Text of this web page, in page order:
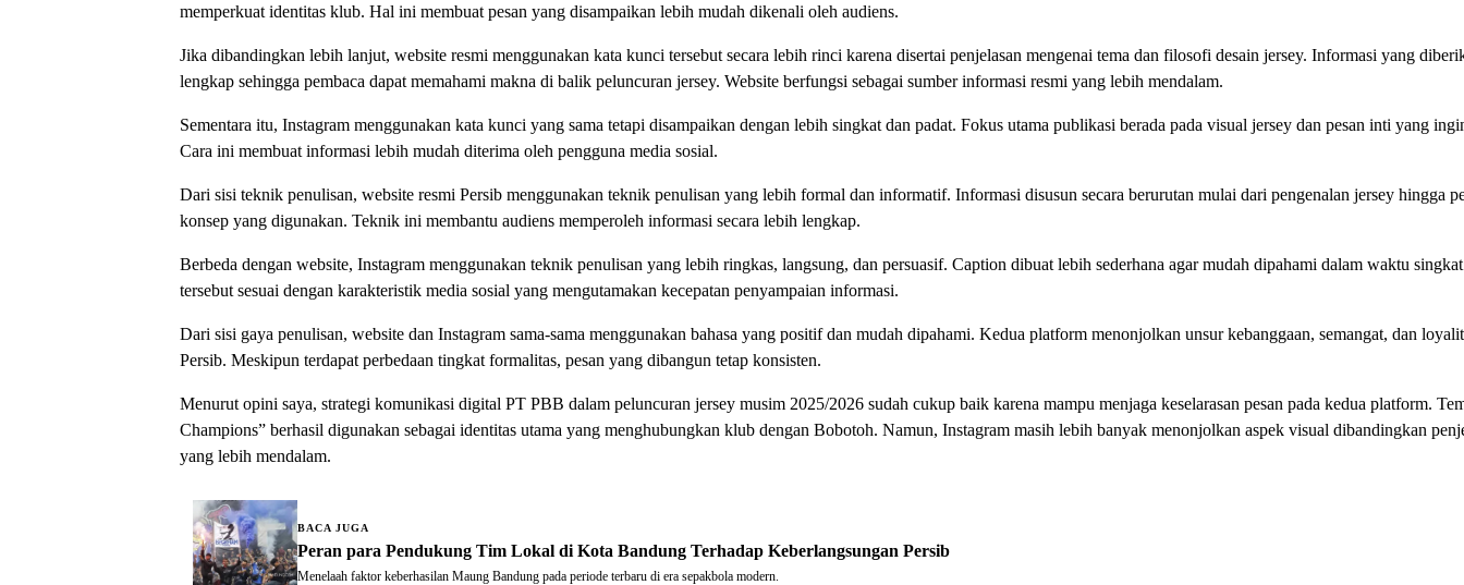
memperkuat identitas klub. Hal ini membuat pesan yang disampaikan lebih mudah dikenali oleh audiens.
Jika dibandingkan lebih lanjut, website resmi menggunakan kata kunci tersebut secara lebih rinci karena disertai penjelasan mengenai tema dan filosofi desain jersey. Informasi yang
lengkap sehingga pembaca dapat memahami makna di balik peluncuran jersey. Website berfungsi sebagai sumber informasi resmi yang lebih mendalam.
Sementara itu, Instagram menggunakan kata kunci yang sama tetapi disampaikan dengan lebih singkat dan padat. Fokus utama publikasi berada pada visual jersey dan pesan inti yang
Cara ini membuat informasi lebih mudah diterima oleh pengguna media sosial.
Dari sisi teknik penulisan, website resmi Persib menggunakan teknik penulisan yang lebih formal dan informatif. Informasi disusun secara berurutan mulai dari pengenalan jersey hingga
konsep yang digunakan. Teknik ini membantu audiens memperoleh informasi secara lebih lengkap.
Berbeda dengan website, Instagram menggunakan teknik penulisan yang lebih ringkas, langsung, dan persuasif. Caption dibuat lebih sederhana agar mudah dipahami dalam waktu
tersebut sesuai dengan karakteristik media sosial yang mengutamakan kecepatan penyampaian informasi.
Dari sisi gaya penulisan, website dan Instagram sama-sama menggunakan bahasa yang positif dan mudah dipahami. Kedua platform menonjolkan unsur kebanggaan, semangat, dan
Persib. Meskipun terdapat perbedaan tingkat formalitas, pesan yang dibangun tetap konsisten.
Menurut opini saya, strategi komunikasi digital PT PBB dalam peluncuran jersey musim 2025/2026 sudah cukup baik karena mampu menjaga keselarasan pesan pada kedua platform.
Champions” berhasil digunakan sebagai identitas utama yang menghubungkan klub dengan Bobotoh. Namun, Instagram masih lebih banyak menonjolkan aspek visual dibandingkan
yang lebih mendalam.
BACA JUGA
Peran para Pendukung Tim Lokal di Kota Bandung Terhadap Keberlangsungan Persib
Menelaah faktor keberhasilan Maung Bandung pada periode terbaru di era sepakbola modern.